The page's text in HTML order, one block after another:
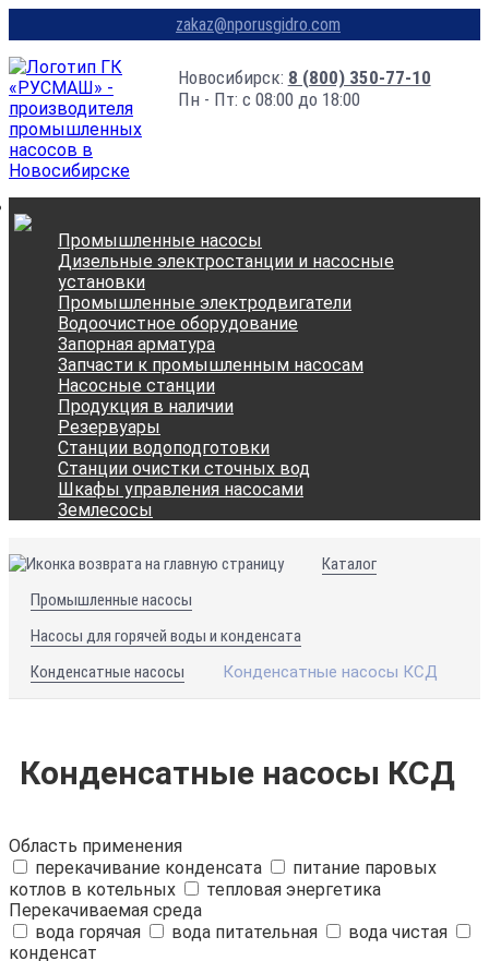
zakaz@nporusgidro.com
Новосибирск: 8 (800) 350-77-10
Пн - Пт: с 08:00 до 18:00
Промышленные насосы
Дизельные электростанции и насосные
установки
Промышленные электродвигатели
Водоочистное оборудование
Запорная арматура
Запчасти к промышленным насосам
Насосные станции
Продукция в наличии
Резервуары
Станции водоподготовки
Станции очистки сточных вод
Шкафы управления насосами
Землесосы
Каталог
Промышленные насосы
Насосы для горячей воды и конденсата
Конденсатные насосы
Конденсатные насосы КСД
Конденсатные насосы КСД
Область применения
перекачивание конденсата
питание паровых
котлов в котельных
тепловая энергетика
Перекачиваемая среда
вода горячая
вода питательная
вода чистая
конденсат